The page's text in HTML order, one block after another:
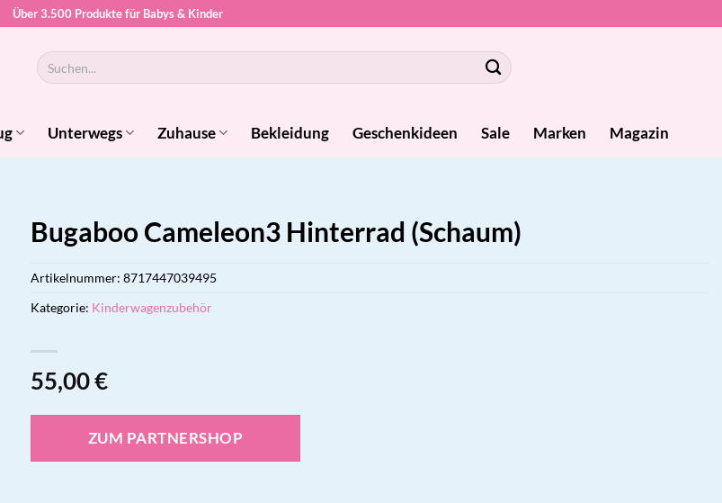
Über 3.500 Produkte für Babys & Kinder
Suchen
nach:
Unterwegs Zuhause Bekleidung Geschenkideen Sale Marken Magazin
Bugaboo Cameleon3 Hinterrad (Schaum)
55,00€
ZUM PARTNERSHOP
Artikelnummer: 8717447039495
Kategorie: Kinderwagenzubehör